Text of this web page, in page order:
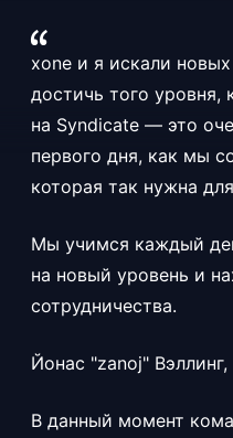
xone и я искали
достичь того
на Syndicate — это
первого дня, как мы
которая так нужна
Мы учимся каждый
на новый уровень и
сотрудничества.
Йонас "zanoj"
В данный момент